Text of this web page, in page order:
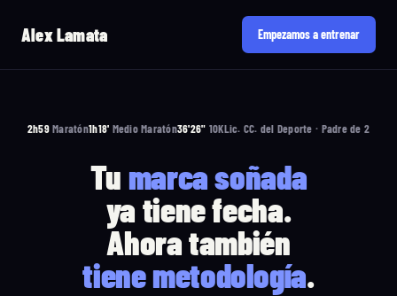
Alex Lamata Empezamos a entrenar
2h59Maratón1h18' Medio Maratón36'26" 10KLic. CC. del Deporte · Padre de 2
Tumarca soñada
ya tiene fecha.
Ahora también
tienemetodología.